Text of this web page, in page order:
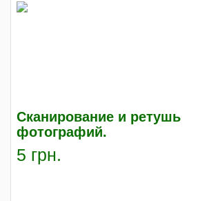
Сканирование и ретушь
фотографий.
5 грн.